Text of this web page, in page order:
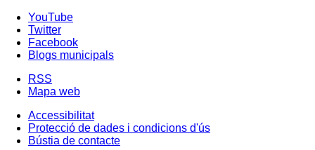
YouTube
Twitter
Facebook
Blogs municipals
RSS
Mapa web
Accessibilitat
Protecció de dades i condicions d'ús
Bústia de contacte